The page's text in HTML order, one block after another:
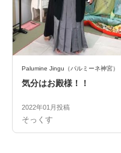
Palumine Jingu（パルミーネ神宮）
気分はお殿様！！
2022年01月投稿
そっくす